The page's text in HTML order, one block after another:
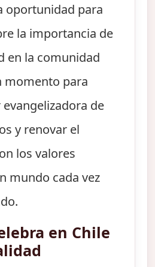
oportunidad para
la importancia de
en la comunidad
momento para
de
y renovar el
los valores
mundo cada vez
en Chile